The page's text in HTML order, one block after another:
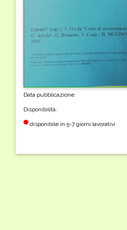
Data pubblicazione:
Disponibilità:
disponibile in 5-7 giorni lavorativi